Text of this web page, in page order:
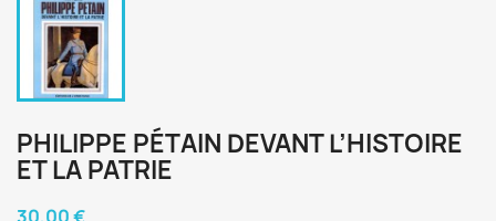
PHILIPPE PÉTAIN DEVANT L’HISTOIRE
ET LA PATRIE